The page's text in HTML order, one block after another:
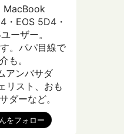
MacBook
・EOS 5D4・
ーザー。
。パパ目線で
も。
アンバサダ
リスト、おも
ダーなど。